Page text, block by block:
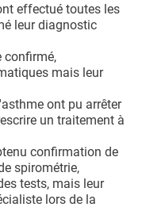
effectué toutes les
leur diagnostic
confirmé,
mais leur
ont pu arrêter
un traitement à
confirmation de
spirométrie,
tests, mais leur
lors de la